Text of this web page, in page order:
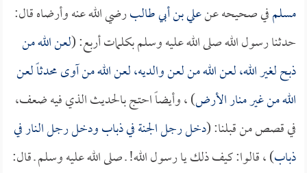
مسلمفي صحيحه عنعلي بن أبي طالبرضي الله عنه وأرضاه قال:
حدثنا رسول الله صلى الله عليه وسلم بكلمات أربع: (لعن الله من
ذبح لغير الله، لعن الله من لعن والديه، لعن الله من آوى محدثاً لعن
الله من غير منار الأرض) ، وأيضاً احتج بالحديث الذي فيه ضعف،
في قصص من قبلنا: (دخل رجل الجنة في ذباب ودخل رجل النار في
ذباب) ، قالوا: كيف ذلك يا رسول الله! ـ صلى الله عليه وسلم ـ قال: